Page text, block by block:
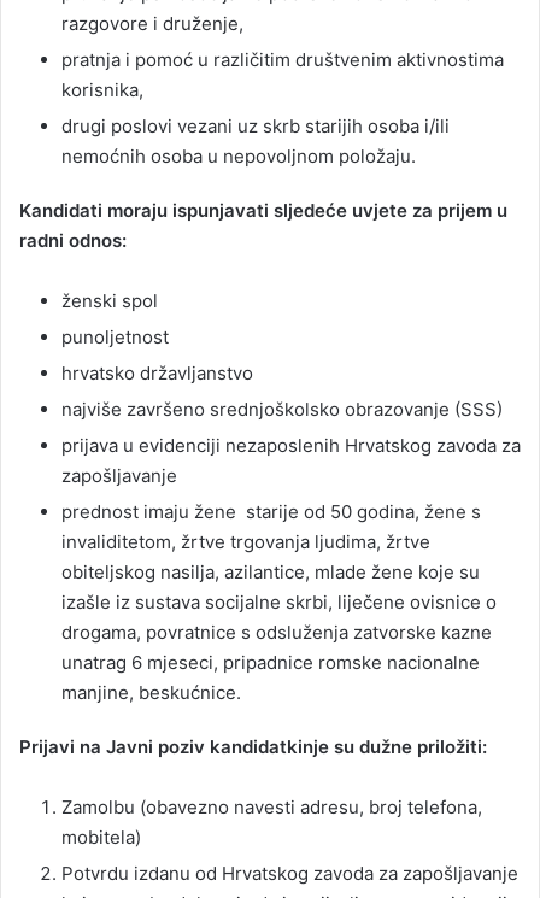
razgovore i druženje,
pratnja i pomoć u različitim društvenim aktivnostima
korisnika,
drugi poslovi vezani uz skrb starijih osoba i/ili
nemoćnih osoba u nepovoljnom položaju.
Kandidati moraju ispunjavati sljedeće uvjete za prijem u
radni odnos:
ženski spol
punoljetnost
hrvatsko državljanstvo
najviše završeno srednjoškolsko obrazovanje (SSS)
prijava u evidenciji nezaposlenih Hrvatskog zavoda za
zapošljavanje
prednost imaju žene starije od 50 godina, žene s
invaliditetom, žrtve trgovanja ljudima, žrtve
obiteljskog nasilja, azilantice, mlade žene koje su
izašle iz sustava socijalne skrbi, liječene ovisnice o
drogama, povratnice s odsluženja zatvorske kazne
unatrag 6 mjeseci, pripadnice romske nacionalne
manjine, beskućnice.
Prijavi na Javni poziv kandidatkinje su dužne priložiti:
Zamolbu (obavezno navesti adresu, broj telefona,
mobitela)
Potvrdu izdanu od Hrvatskog zavoda za zapošljavanje